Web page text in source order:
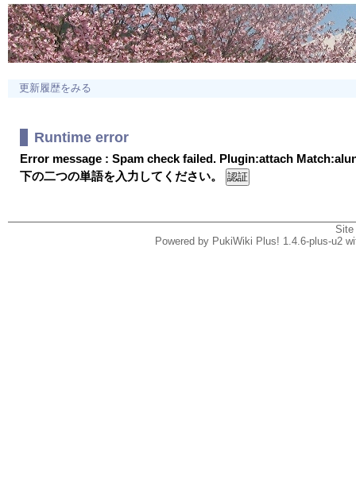
更新履歴をみる
Runtime error
Error message : Spam check failed. Plugin:attach
下の二つの単語を入力してください。
Powered by PukiWiki Plus! 1.4.6-plus-u2